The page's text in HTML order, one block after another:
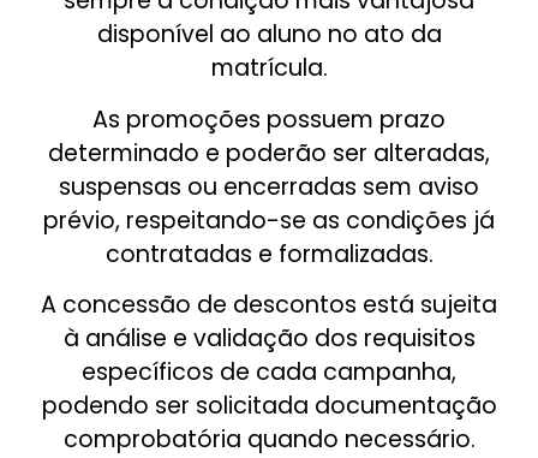
disponível ao aluno no ato da
matrícula.
As promoções possuem prazo
determinado e poderão ser alteradas,
suspensas ou encerradas sem aviso
prévio, respeitando-se as condições já
contratadas e formalizadas.
A concessão de descontos está sujeita
à análise e validação dos requisitos
específicos de cada campanha,
podendo ser solicitada documentação
comprobatória quando necessário.